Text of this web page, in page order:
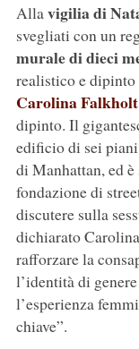
Allavigilia di
svegliati con un
murale di dieci
realistico e dipinto
Carolina Falkholt
dipinto. Il
edificio di sei
di Manhattan, ed
fondazione di
discutere sulla
dichiarato
rafforzare la
l’identità di
l’esperienza
chiave”.